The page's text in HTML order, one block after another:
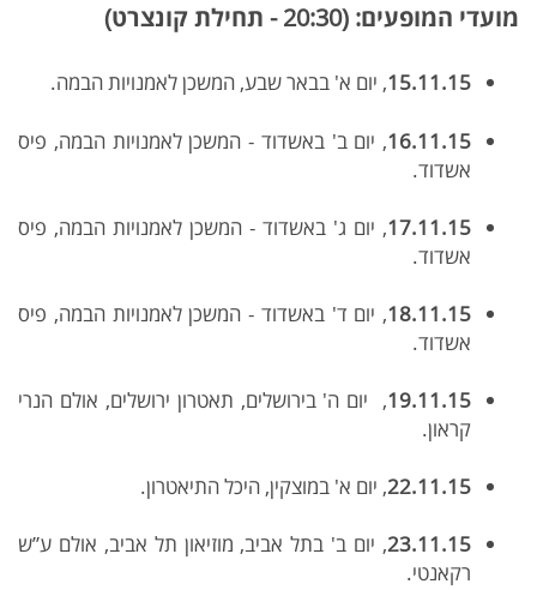
מועדי המופעים: (20:30 - תחילת קונצרט)
15.11.15, יום א' בבאר שבע, המשכן לאמנויות הבמה.
16.11.15, יום ב' באשדוד - המשכן לאמנויות הבמה, פיס
אשדוד.
17.11.15, יום ג' באשדוד - המשכן לאמנויות הבמה, פיס
אשדוד.
18.11.15
, יום ד' באשדוד - המשכן לאמנויות הבמה, פיס
אשדוד.
19.11.15, יום ה' בירושלים, תאטרון ירושלים, אולם הנרי
קראון.
22.11.15, יום א' במוצקין, היכל התיאטרון.
23.11.15, יום ב' בתל אביב, מוזיאון תל אביב, אולם ע”ש
רקאנטי.